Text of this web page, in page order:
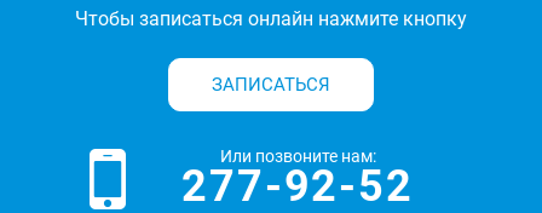
Чтобы записаться онлайн нажмите кнопку
ЗАПИСАТЬСЯ
Или позвоните нам:
277-92-52